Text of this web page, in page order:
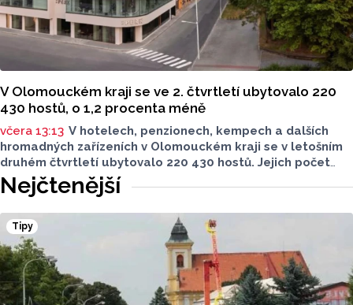
V Olomouckém kraji se ve 2. čtvrtletí ubytovalo 220
430 hostů, o 1,2 procenta méně
včera 13:13 V hotelech, penzionech, kempech a dalších
hromadných zařízeních v Olomouckém kraji se v letošním
druhém čtvrtletí ubytovalo 220 430 hostů. Jejich počet
meziročně klesl o 1,2 procenta. Podle statistik však
přibylo ubytovaných cizinců, kterých bylo 45 548,
v regionu ubylo, kraj v tomto období navštívilo 174 882
turistů, což bylo meziročně o 3,6 procenta méně. Celkový
počet přenocování v kraji klesl o 4,7 procenta. Údaje
dnes zveřejnil Český statistický úřad (ČSÚ).
Nejčtenější
Tipy